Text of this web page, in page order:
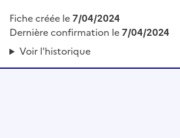
Fiche créée le 7/04/2024
Dernière confirmation le 7/04/2024
Voir l'historique